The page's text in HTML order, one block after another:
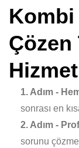
Çözen
1. Adım -
sonrası en
2. Adım -
sorunu